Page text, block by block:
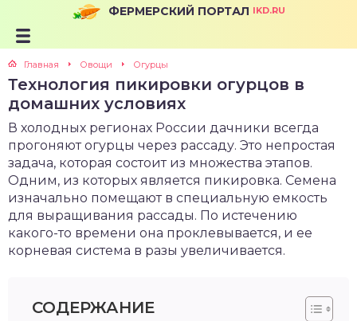
ФЕРМЕРСКИЙ ПОРТАЛ IKD.RU
Главная Овощи Огурцы
Технология пикировки огурцов в
домашних условиях
В холодных регионах России дачники всегда
прогоняют огурцы через рассаду. Это непростая
задача, которая состоит из множества этапов.
Одним, из которых является пикировка. Семена
изначально помещают в специальную емкость
для выращивания рассады. По истечению
какого-то времени она проклевывается, и ее
корневая система в разы увеличивается.
СОДЕРЖАНИЕ